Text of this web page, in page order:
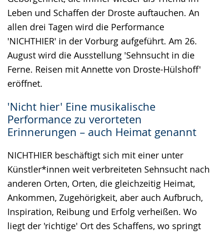
Leben und Schaffen der Droste auftauchen. An
allen drei Tagen wird die Performance
'NICHTHIER' in der Vorburg aufgeführt. Am 26.
August wird die Ausstellung 'Sehnsucht in die
Ferne. Reisen mit Annette von Droste-Hülshoff'
eröffnet.
'Nicht hier' Eine musikalische
Performance zu verorteten
Erinnerungen – auch Heimat genannt
NICHTHIER beschäftigt sich mit einer unter
Künstler*innen weit verbreiteten Sehnsucht nach
anderen Orten, Orten, die gleichzeitig Heimat,
Ankommen, Zugehörigkeit, aber auch Aufbruch,
Inspiration, Reibung und Erfolg verheißen. Wo
liegt der 'richtige' Ort des Schaffens, wo springt